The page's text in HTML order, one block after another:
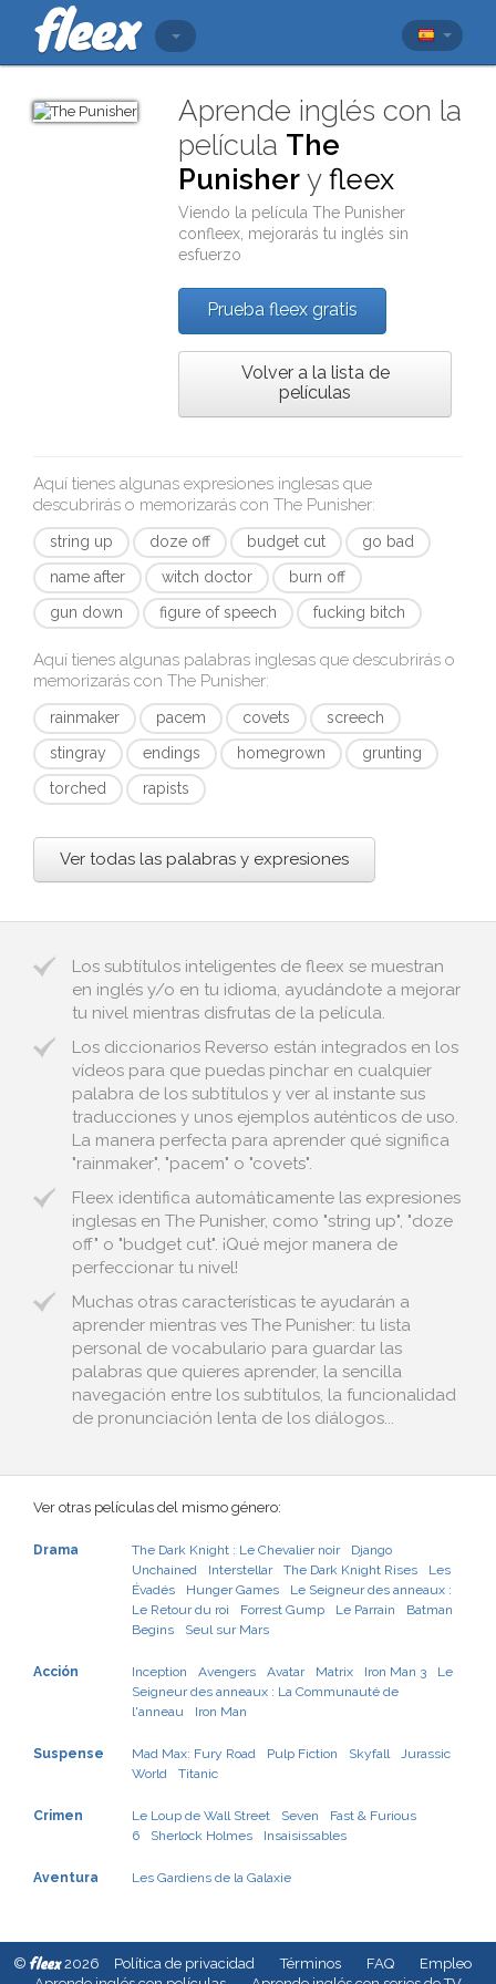
Aprende inglés con la
película The
Punisher yfleex
Viendo la películaThe Punisher
confleex , mejorarás tu inglés sin
esfuerzo
Prueba fleex gratis
Volver a la lista de
películas
Aquí tienes algunas expresiones inglesas que
descubrirás o memorizarás con The Punisher:
string up doze off budget cut
go bad
name after
witch doctor
burn off
gun down
figure of speech fucking bitch
Aquí tienes algunas palabras inglesas que descubrirás o
memorizarás con The Punisher:
rainmaker pacem covets
screech
stingray
endings homegrown
grunting
torched
rapists
Ver todas las palabras y expresiones
Los subtítulos inteligentes de fleex se muestran
en inglés y/o en tu idioma, ayudándote a mejorar
tu nivel mientras disfrutas de la película.
Los diccionarios Reverso están integrados en los
vídeos para que puedas pinchar en cualquier
palabra de los subtítulos y ver al instante sus
traducciones y unos ejemplos auténticos de uso.
La manera perfecta para aprender qué significa
"rainmaker", "pacem" o "covets".
Fleex identifica automáticamente las expresiones
inglesas en The Punisher, como "string up", "doze
off" o "budget cut". ¡Qué mejor manera de
perfeccionar tu nivel!
Muchas otras características te ayudarán a
aprender mientras ves The Punisher: tu lista
personal de vocabulario para guardar las
palabras que quieres aprender, la sencilla
navegación entre los subtítulos, la funcionalidad
de pronunciación lenta de los diálogos...
Ver otras películas del mismo género:
Drama The Dark Knight : Le Chevalier noir
Django
Unchained
Interstellar The Dark Knight Rises
Les
Évadés
Hunger Games
Le Seigneur des anneaux :
Le Retour du roi
Forrest Gump Le Parrain
Batman
Begins
Seul sur Mars
Acción Inception Avengers Avatar Matrix Iron Man 3
Le
Seigneur des anneaux : La Communauté de
l'anneau
Iron Man
Suspense Mad Max: Fury Road Pulp Fiction Skyfall
Jurassic
World
Titanic
Crimen Le Loup de Wall Street Seven
Fast & Furious
6
Sherlock Holmes Insaisissables
Aventura Les Gardiens de la Galaxie
© fleex2026 Política de privacidad Términos FAQ
Empleo